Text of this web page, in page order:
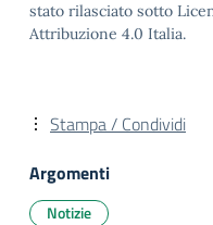
stato rilasciato sotto
Attribuzione 4.0 Italia.
Stampa / Condividi
Argomenti
Notizie